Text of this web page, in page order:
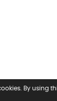
By using